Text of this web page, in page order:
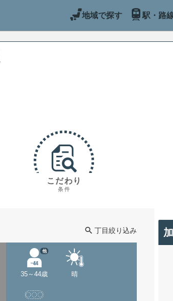
地域で探す 駅・路
こだわり
条件
丁目絞り込み
35～44歳
他
晴